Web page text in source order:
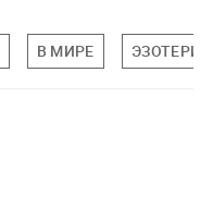
В МИРЕ